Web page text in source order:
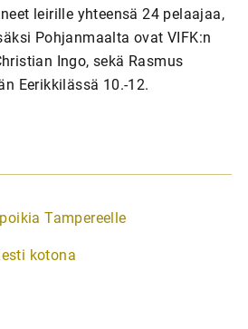
leirille yhteensä 24 pelaajaa,
Pohjanmaalta ovat VIFK:n
Ingo, sekä Rasmus
Eerikkilässä 10.-12.
Tampereelle
kotona